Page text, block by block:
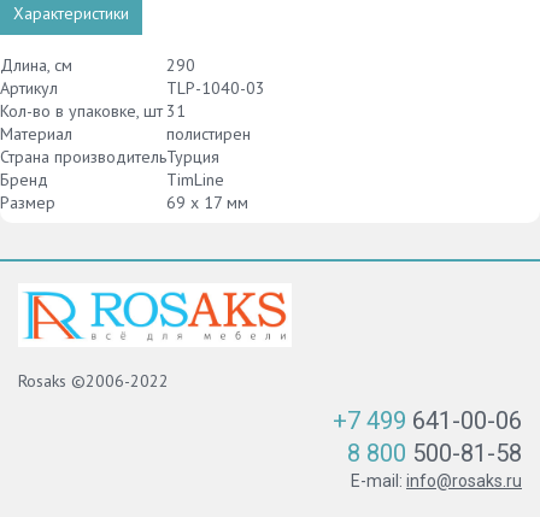
Характеристики
Длина, см
290
Артикул
TLP-1040-03
Кол-во в упаковке, шт 31
Материал
полистирен
Страна производительТурция
Бренд
TimLine
Размер
69 х 17 мм
Rosaks ©2006-2022
+7 499 641-00-06
8 800 500-81-58
E-mail: info@rosaks.ru